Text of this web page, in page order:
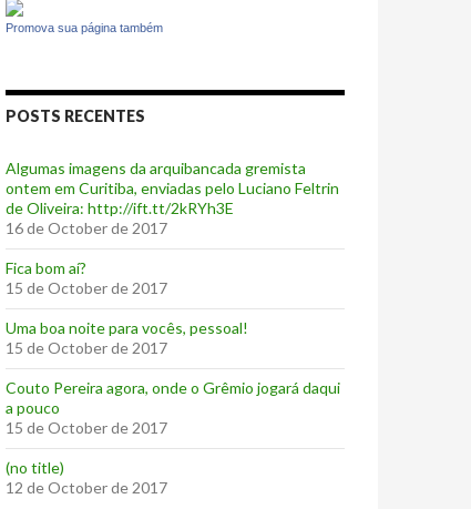
Promova sua página também
POSTS RECENTES
Algumas imagens da arquibancada gremista
ontem em Curitiba, enviadas pelo Luciano Feltrin
de Oliveira: http://ift.tt/2kRYh3E
16 de October de 2017
‪Fica bom aí?‬
15 de October de 2017
Uma boa noite para vocês, pessoal!
15 de October de 2017
‪Couto Pereira agora, onde o Grêmio jogará daqui
a pouco ‬
15 de October de 2017
(no title)
12 de October de 2017